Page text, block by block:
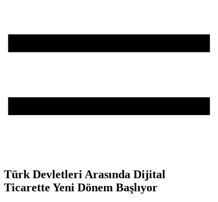
Türk Devletleri Arasında Dijital
Ticarette Yeni Dönem Başlıyor